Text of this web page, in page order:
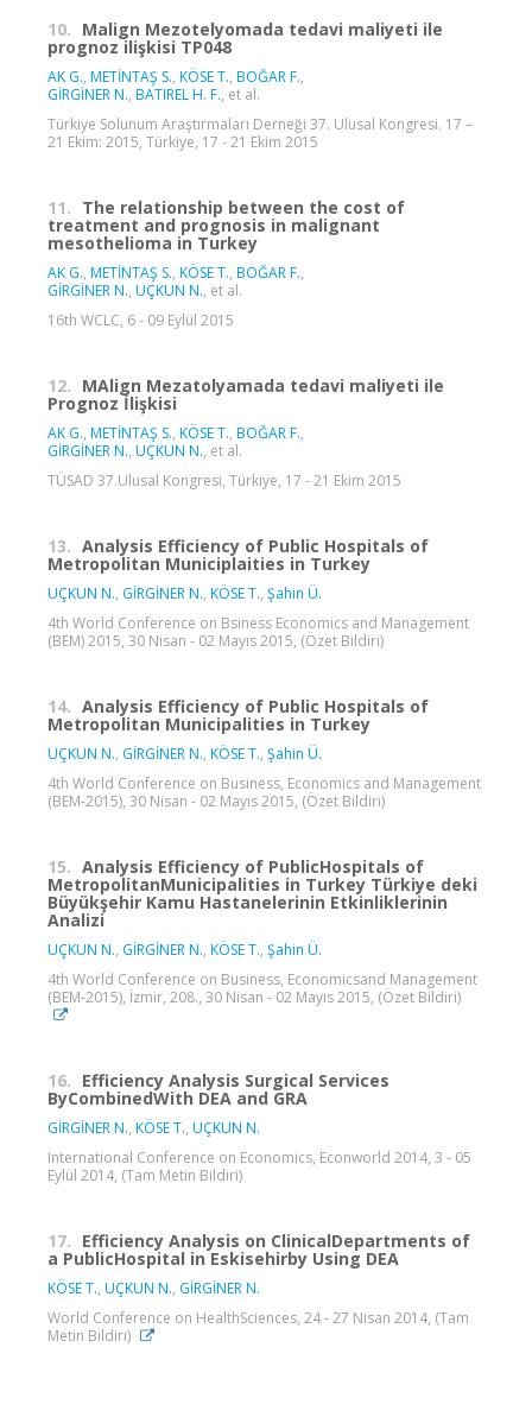
10. Malign Mezotelyomada tedavi maliyeti ile
prognoz ilişkisi TP048
AK G., METİNTAŞ S., KÖSE T., BOĞAR F.,
GİRGİNER N., BATIREL H. F., et al.
Türkiye Solunum Araştırmaları Derneği 37. Ulusal Kongresi. 17 –
21 Ekim: 2015, Türkiye, 17 - 21 Ekim 2015
11. The relationship between the cost of
treatment and prognosis in malignant
mesothelioma in Turkey
AK G., METİNTAŞ S., KÖSE T., BOĞAR F.,
GİRGİNER N., UÇKUN N., et al.
16th WCLC, 6 - 09 Eylül 2015
12. MAlign Mezatolyamada tedavi maliyeti ile
Prognoz İlişkisi
AK G., METİNTAŞ S., KÖSE T., BOĞAR F.,
GİRGİNER N., UÇKUN N., et al.
TÜSAD 37.Ulusal Kongresi, Türkiye, 17 - 21 Ekim 2015
13. Analysis Efficiency of Public Hospitals of
Metropolitan Municiplaities in Turkey
UÇKUN N., GİRGİNER N., KÖSE T., Şahin Ü.
4th World Conference on Bsiness Economics and Management
(BEM) 2015, 30 Nisan - 02 Mayıs 2015, (Özet Bildiri)
14. Analysis Efficiency of Public Hospitals of
Metropolitan Municipalities in Turkey
UÇKUN N., GİRGİNER N., KÖSE T., Şahin Ü.
4th World Conference on Business, Economics and Management
(BEM-2015), 30 Nisan - 02 Mayıs 2015, (Özet Bildiri)
15. Analysis Efficiency of PublicHospitals of
MetropolitanMunicipalities in Turkey Türkiye deki
Büyükşehir Kamu Hastanelerinin Etkinliklerinin
Analizi
UÇKUN N., GİRGİNER N., KÖSE T., Şahin Ü.
4th World Conference on Business, Economicsand Management
(BEM-2015), İzmir, 208., 30 Nisan - 02 Mayıs 2015, (Özet Bildiri)
16. Efficiency Analysis Surgical Services
ByCombinedWith DEA and GRA
GİRGİNER N., KÖSE T., UÇKUN N.
International Conference on Economics, Econworld 2014, 3 - 05
Eylül 2014, (Tam Metin Bildiri)
17. Efficiency Analysis on ClinicalDepartments of
a PublicHospital in Eskisehirby Using DEA
KÖSE T., UÇKUN N., GİRGİNER N.
World Conference on HealthSciences, 24 - 27 Nisan 2014, (Tam
Metin Bildiri)